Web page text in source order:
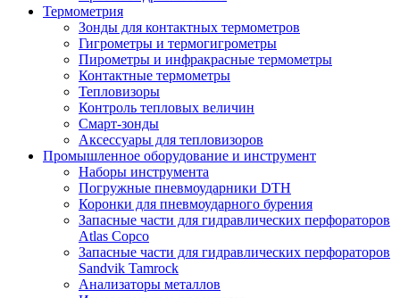
Термометрия
Зонды для контактных термометров
Гигрометры и термогигрометры
Пирометры и инфракрасные термометры
Контактные термометры
Тепловизоры
Контроль тепловых величин
Смарт-зонды
Аксессуары для тепловизоров
Промышленное оборудование и инструмент
Наборы инструмента
Погружные пневмоударники DTH
Коронки для пневмоударного бурения
Запасные части для гидравлических перфораторов
Atlas Copco
Запасные части для гидравлических перфораторов
Sandvik Tamrock
Анализаторы металлов